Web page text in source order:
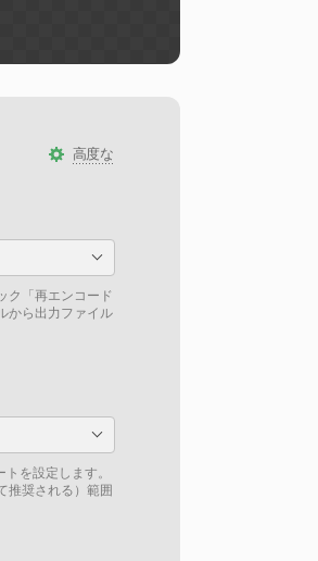
高度な
ク「再エンコード
から出力ファイル
を設定します。
推奨される）範囲